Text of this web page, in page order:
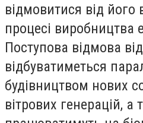
відмовитися від його
процесі виробництва
Поступова відмова
відбуватиметься
будівництвом нових
вітрових генерацій,